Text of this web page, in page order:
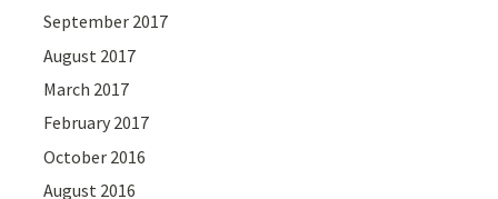
September 2017
August 2017
March 2017
February 2017
October 2016
August 2016